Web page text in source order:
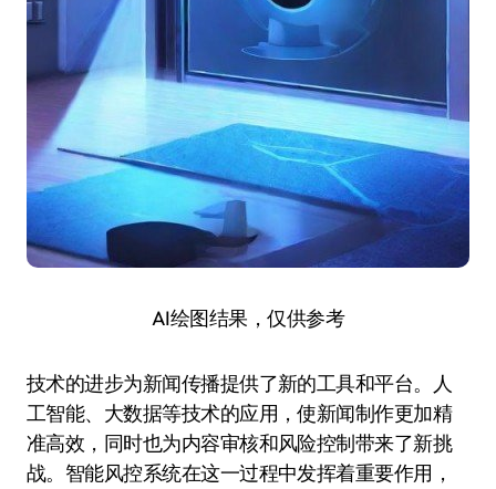
AI绘图结果，仅供参考
技术的进步为新闻传播提供了新的工具和平台。人
工智能、大数据等技术的应用，使新闻制作更加精
准高效，同时也为内容审核和风险控制带来了新挑
战。智能风控系统在这一过程中发挥着重要作用，